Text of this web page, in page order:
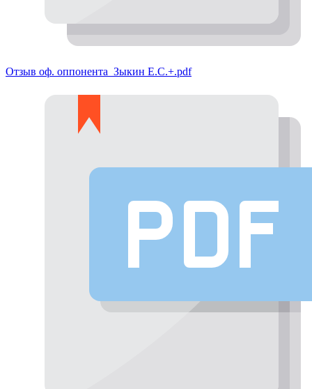
Отзыв оф. оппонента_Зыкин Е.С.+.pdf